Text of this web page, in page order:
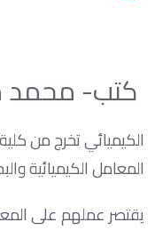
كتب- محمد
الكيميائي تخرج من
المعامل الكيميائية
يقتصر عملهم على